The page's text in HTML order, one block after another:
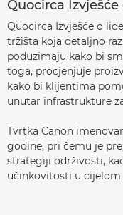
Quocirca
Quocirca Izvješće o
tržišta koja detaljno
poduzimaju kako bi
toga, procjenjuje
kako bi klijentima
unutar infrastrukture
Tvrtka Canon
godine, pri čemu je
strategiji održivosti,
učinkovitosti u